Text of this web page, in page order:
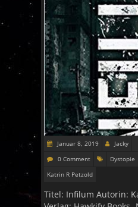
Januar 8, 2019 Jacky
0 Comment
Dystopie
Katrin R Petzold
Titel: Infilum Autorin: